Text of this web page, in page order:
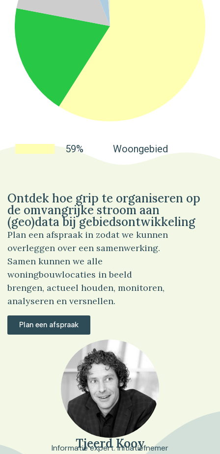
59% Woongebied
Ontdek hoe grip te organiseren op
de omvangrijke stroom aan
(geo)data bij gebiedsontwikkeling
Plan een afspraak in zodat we kunnen
overleggen over een samenwerking.
Samen kunnen we alle
woningbouwlocaties in beeld
brengen, actueel houden, monitoren,
analyseren en versnellen.
Plan een afspraak
Tjeerd Kooy
Informatie expert. Initiatiefnemer